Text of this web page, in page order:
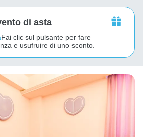
di asta
Fai clic sul pulsante per fare
e usufruire di uno sconto.